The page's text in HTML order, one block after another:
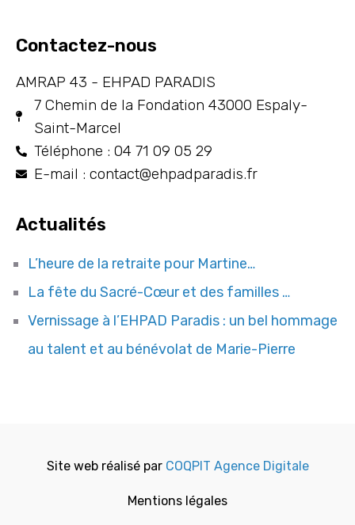
Contactez-nous
AMRAP 43 - EHPAD PARADIS
7 Chemin de la Fondation 43000 Espaly-
Saint-Marcel
Téléphone : 04 71 09 05 29
E-mail : contact@ehpadparadis.fr
Actualités
L’heure de la retraite pour Martine…
La fête du Sacré-Cœur et des familles …
Vernissage à l’EHPAD Paradis : un bel hommage
au talent et au bénévolat de Marie-Pierre
Site web réalisé par COQPIT Agence Digitale
Mentions légales